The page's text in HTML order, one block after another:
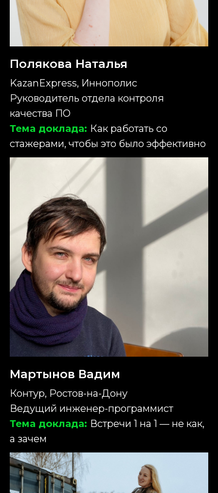
Полякова Наталья
KazanExpress, Иннополис
Руководитель отдела контроля
качества ПО
Тема доклада: Как работать со
стажерами, чтобы это было эффективно
Мартынов Вадим
Контур, Ростов-на-Дону
Ведущий инженер-программист
Тема доклада: Встречи 1 на 1 — не как,
а зачем